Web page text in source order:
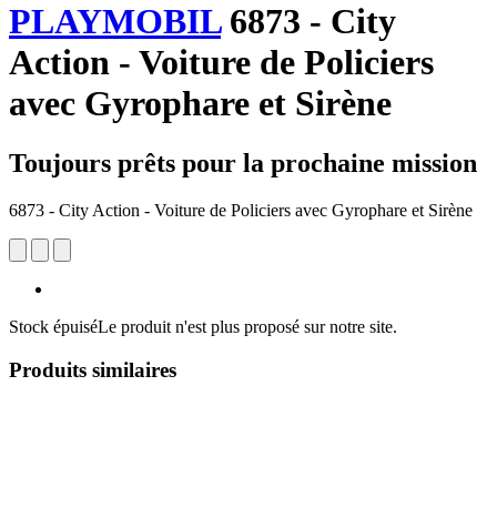
PLAYMOBIL6873 - City
Action - Voiture de Policiers
avec Gyrophare et Sirène
Toujours prêts pour la prochaine mission
6873 - City Action - Voiture de Policiers avec Gyrophare et Sirène
Stock épuiséLe produit n'est plus proposé sur notre site.
Produits similaires